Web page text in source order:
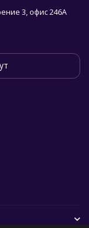
3, офис 246А